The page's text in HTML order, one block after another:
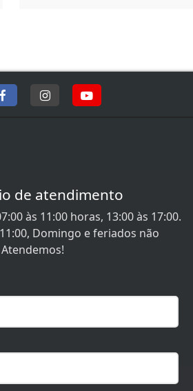
de atendimento
às 11:00 horas, 13:00 às 17:00.
Domingo e feriados não
Atendemos!